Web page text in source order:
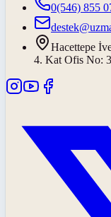
0(546) 855
Hacettepe
4. Kat Ofis No: